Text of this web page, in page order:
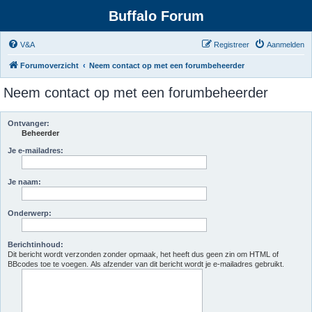
Buffalo Forum
V&A Aanmelden
Registreer
Forumoverzicht Neem contact op met een forumbeheerder
Neem contact op met een forumbeheerder
Ontvanger:
Beheerder
Je e-mailadres:
Je naam:
Onderwerp:
Berichtinhoud:
Dit bericht wordt verzonden zonder opmaak, het heeft dus geen zin om HTML of
BBcodes toe te voegen. Als afzender van dit bericht wordt je e-mailadres gebruikt.